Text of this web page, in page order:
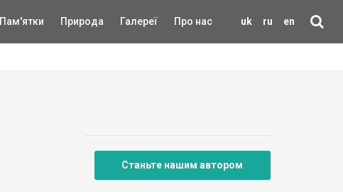
uk ru en
Пам'ятки Природа Галереї Про нас
Станьте нашим автором